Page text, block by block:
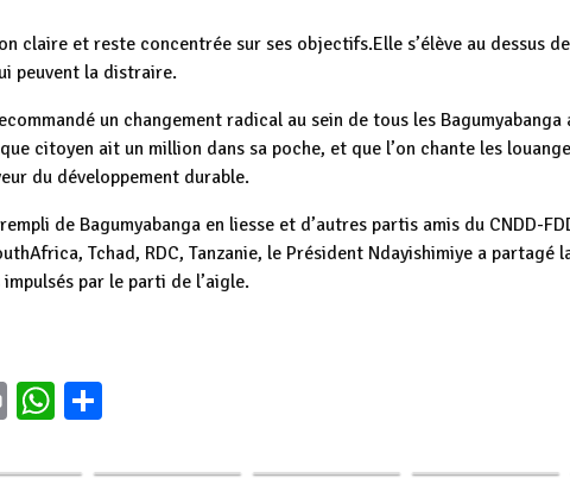
claire et reste concentrée sur ses objectifs.Elle s’élève au dessus
peuvent la distraire.
un changement radical au sein de tous les Bagumyabanga
citoyen ait un million dans sa poche, et que l’on chante les
du développement durable.
de Bagumyabanga en liesse et d’autres partis amis du CNDD-
Tchad, RDC, Tanzanie, le Président Ndayishimiye a partagé
par le parti de l’aigle.
PrintWhatsApp
/
2025 :